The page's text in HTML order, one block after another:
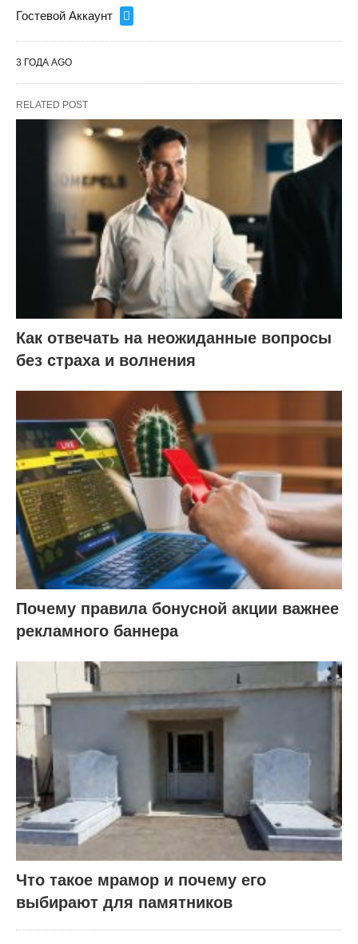
Гостевой Аккаунт
3 ГОДА AGO
RELATED POST
Как отвечать на неожиданные вопросы
без страха и волнения
Почему правила бонусной акции важнее
рекламного баннера
Что такое мрамор и почему его
выбирают для памятников